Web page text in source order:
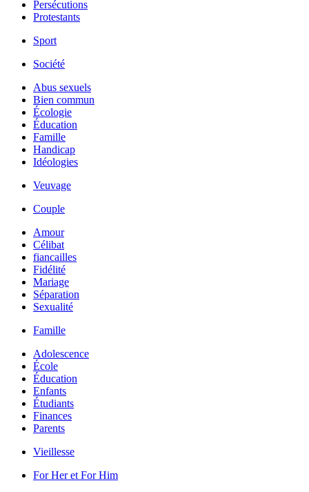
Persécutions
Protestants
Sport
Société
Abus sexuels
Bien commun
Écologie
Éducation
Famille
Handicap
Idéologies
Veuvage
Couple
Amour
Célibat
fiancailles
Fidélité
Mariage
Séparation
Sexualité
Famille
Adolescence
École
Éducation
Enfants
Étudiants
Finances
Parents
Vieillesse
For Her et For Him